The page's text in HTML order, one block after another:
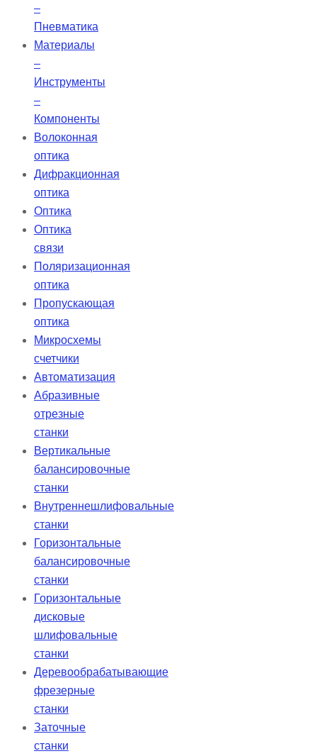
–
Пневматика
Материалы
–
Инструменты
–
Компоненты
Волоконная
оптика
Дифракционная
оптика
Оптика
Оптика
связи
Поляризационная
оптика
Пропускающая
оптика
Микросхемы
счетчики
Автоматизация
Абразивные
отрезные
станки
Вертикальные
балансировочные
станки
Внутреннешлифовальные
станки
Горизонтальные
балансировочные
станки
Горизонтальные
дисковые
шлифовальные
станки
Деревообрабатывающие
фрезерные
станки
Заточные
станки